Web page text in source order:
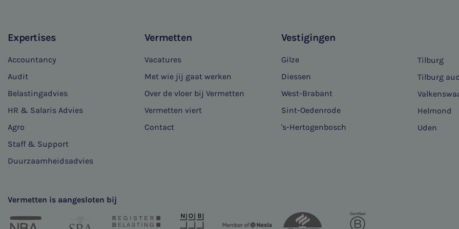
Expertises
Accountancy
Audit
Belastingadvies
HR & Salaris Advies
Agro
Staff & Support
Duurzaamheidsadvies
Vermetten
Vacatures
Met wie jij gaat werken
Over de vloer bij Vermetten
Vermetten viert
Contact
Vestigingen
Gilze
Diessen
West-Brabant
Sint-Oedenrode
's-Hertogenbosch
Tilburg
Tilburg
Helmond
Uden
Vermetten is aangesloten bij